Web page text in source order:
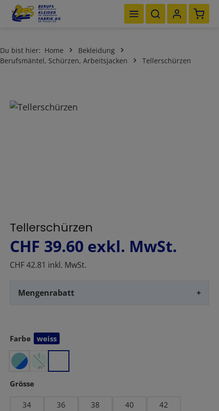
Zum Hauptinhalt springen
Du bist hier: Home
Bekleidung
Berufsmäntel, Schürzen, Arbeitsjacken
Tellerschürzen
Bildergalerie überspringen
Tellerschürzen
CHF 39.60 exkl. MwSt.
CHF 42.81 inkl. MwSt.
Mengenrabatt +
Farbe
auswählen
weiss
m
i
n
Grösse
34 36 38 40
42